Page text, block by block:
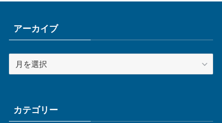
アーカイブ
ー
ブカテゴリー